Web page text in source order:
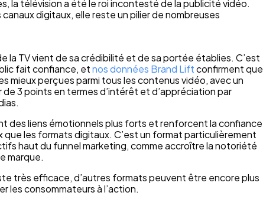
la télévision a été le roi incontesté de la publicité vidéo.
canaux digitaux, elle reste un pilier de nombreuses
la TV vient de sa crédibilité et de sa portée établies. C’est
fait confiance, etnos données Brand Liftconfirment que
mieux perçues parmi tous les contenus vidéo, avec un
3 points en termes d’intérêt et d’appréciation par
des liens émotionnels plus forts et renforcent la confiance
que les formats digitaux. C’est un format particulièrement
haut du funnel marketing, comme accroître la notoriété
marque.
très efficace, d’autres formats peuvent être encore plus
les consommateurs à l’action.